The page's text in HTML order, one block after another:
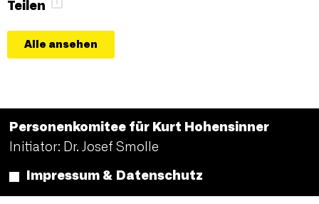
Teilen
Alle ansehen
Personenkomitee für Kurt Hohensinner
Initiator: Dr. Josef Smolle
Impressum & Datenschutz